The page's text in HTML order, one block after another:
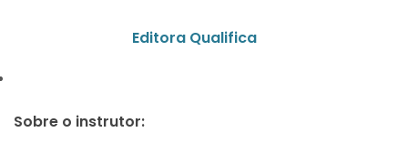
Editora Qualifica
Sobre o instrutor: